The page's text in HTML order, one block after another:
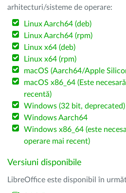
arhitecturi/sisteme de operare:
Linux Aarch64 (deb)
Linux Aarch64 (rpm)
Linux x64 (deb)
Linux x64 (rpm)
macOS (Aarch64/Apple
macOS x86_64 (Este
recentă)
Windows (32 bit, deprecated)
Windows Aarch64
Windows x86_64 (este
operare mai recent)
Versiuni disponibile
LibreOffice este disponibil în